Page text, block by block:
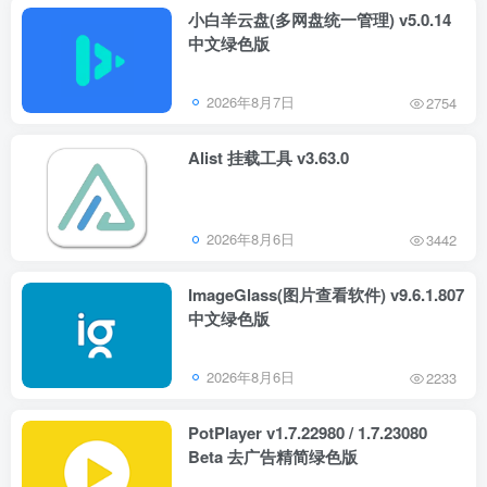
小白羊云盘(多网盘统一管理) v5.0.14
中文绿色版
2026年8月7日 2754
Alist 挂载工具 v3.63.0
2026年8月6日 3442
ImageGlass(图片查看软件) v9.6.1.807
中文绿色版
2026年8月6日 2233
PotPlayer v1.7.22980 / 1.7.23080
Beta 去广告精简绿色版